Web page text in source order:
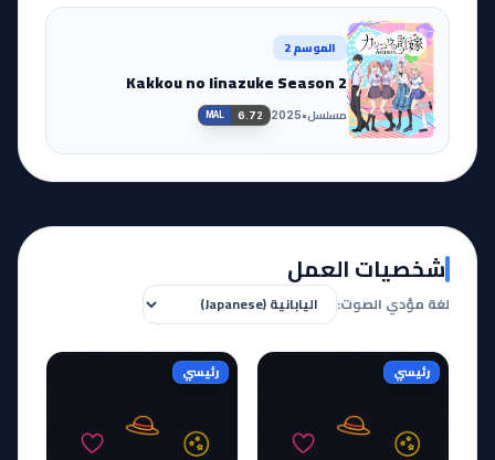
الموسم 2
Kakkou no Iinazuke Season 2
مسلسل•
2025
MAL 6.72
شخصيات العمل
لغة مؤدي الصوت:
رئيسي رئيسي